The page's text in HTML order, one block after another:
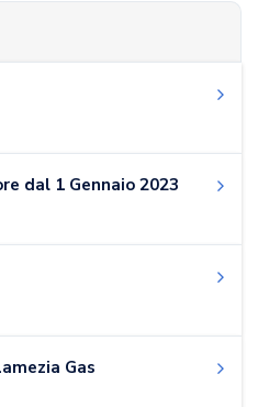
dal 1 Gennaio 2023
Gas